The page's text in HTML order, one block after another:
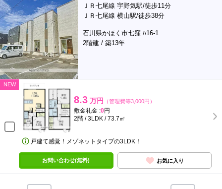
ＪＲ七尾線 宇野気駅/徒歩11分
ＪＲ七尾線 横山駅/徒歩38分
石川県かほく市七窪 ﾊ16-1
2階建 / 築13年
NEW
8.3 万円 （管理費等3,000円）
敷金礼金 :0円
2階 / 3LDK / 73.7㎡
戸建て感覚！メゾネットタイプの3LDK！
お問い合わせ(無料) お気に入り